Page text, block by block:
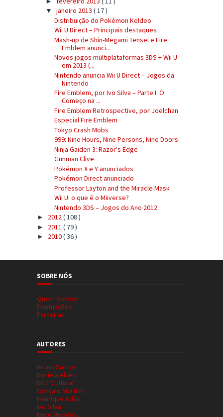
▼ janeiro 2013 ( 17 )
Distribuição do Pokémon Keldeo
Wii U Direct – Principais destaques
Mash-up de Shin-Megami Tensei e Fire
Emblem anunci...
Novos jogos multiplataformas 3DS + Wii U
em 2013 (...
Nintendo anuncia Wii U Direct – Jogos da
Nintendo
Fire Emblem, por Ivo Silva – Parte I: O
Começo na ...
Fire Emblem Retrospective, por Joelchan
Especial Fire Emblem
Tokyo Crash Mobs
999: Nine Hours, Nine Persons, Nine Doors
Ninja Gaiden 3: Razor's Edge
Gunman Clive
Pokémon X e Y anunciados
Pokémon Direct anunciado
Professor Layton and the Miracle Mask
Wii U: o que é o Miiverse?
Nintendo 3DS – Jogos do Ano 2012
► 2012( 108 )
► 2011 ( 79 )
► 2010( 36 )
SOBRE NÓS
Quem Somos
Pontuações
Parcerias
AUTORES
Bruno Santos
Daniela Alves
DICE Cultural
Gonçalo Martins
Henrique Adão
Ivo Silva
Nuno Mendes